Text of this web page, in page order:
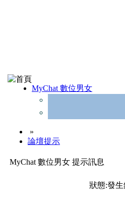
MyChat 數位男女
»
論壇提示
MyChat 數位男女 提示訊息
狀態:發